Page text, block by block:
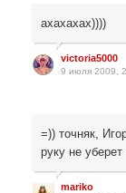
ахахахах))))
victoria5000
9 июля 2009,
=)) точняк,
руку не
mariko